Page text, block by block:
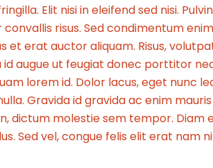
Elit nisi in eleifend sed nisi.
risus. Sed condimentum
et erat auctor aliquam. Risus,
id augue ut feugiat donec porttitor
lorem id. Dolor lacus, eget nunc
Gravida id gravida ac enim
dictum molestie sem tempor.
Sed vel, congue felis elit erat nam